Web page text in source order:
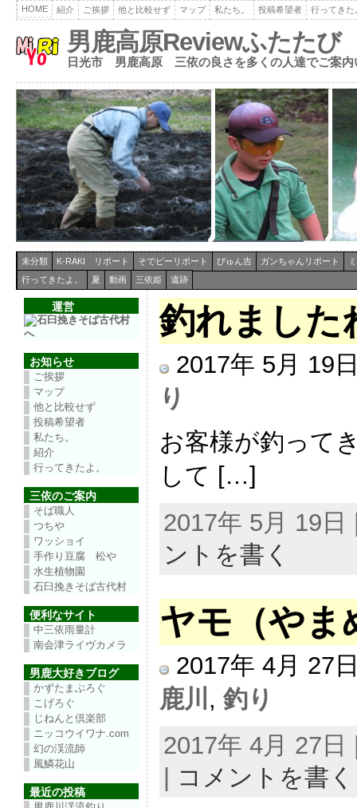
HOME 紹介 ご挨拶 他と比較せず マップ 私たち。 投稿希望者 行ってきた
男鹿高原Reviewふたたび
日光市 男鹿高原 三依の良さを多くの人達でご案
未分類 K-RAKI リポート そでピーリポート ぴゅん吉 ガンちゃんリポート
行ってきたよ。
夏 動画 三依姫 遺跡
運営
お知らせ
ご挨拶
マップ
他と比較せず
投稿希望者
私たち。
紹介
行ってきたよ。
三依のご案内
そば職人
つちや
ワッショイ
手作り豆腐 松や
水生植物園
石臼挽きそば古代村
便利なサイト
中三依雨量計
南会津ライヴカメラ
男鹿大好きブログ
かずたまぶろぐ
こげろぐ
じねんと倶楽部
ニッコウイワナ.com
幻の渓流師
風鱗花山
最近の投稿
釣れました
2017年 5月 19
り
お客様が釣って
して […]
2017年 5月 19
ントを書く
ヤモ（やま
2017年 4月 27
鹿川 , 釣り
2017年 4月 27
コメントを書く